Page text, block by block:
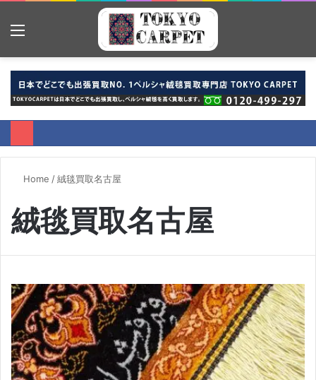
Home /絨毯買取名古屋
絨毯買取名古屋